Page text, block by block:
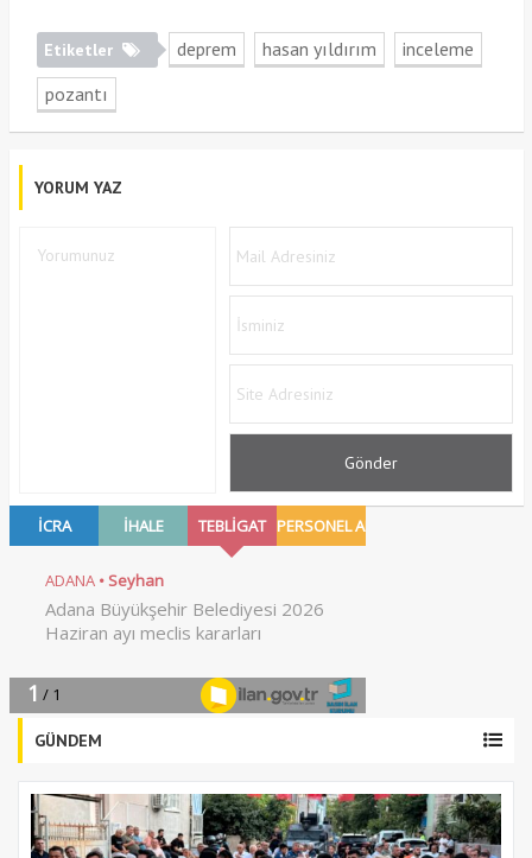
Etiketler deprem hasan yıldırım
inceleme
pozantı
YORUM YAZ
GÜNDEM